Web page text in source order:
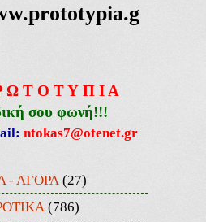
Ω Τ Ο Τ Υ Π Ι Α
σου φωνή!!!
ntokas7@otenet.gr
- ΑΓΟΡΑ(27)
(786)